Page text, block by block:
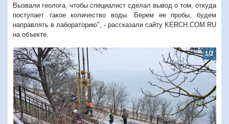
Вызвали геолога, чтобы специалист сделал вывод о том, откуда
поступает такое количество воды. Берем ее пробы, будем
направлять в лабораторию", - рассказали сайту KERCH.COM.RU
на объекте.
1/2
Предыдущий